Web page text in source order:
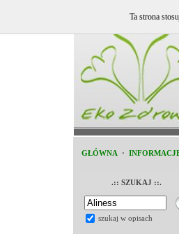
GŁÓWNA ·
.:: SZUKAJ ::.
szukaj w opisach
Ta strona